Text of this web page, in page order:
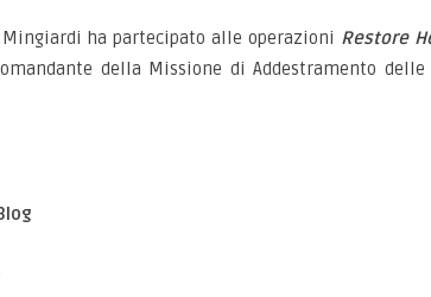
ha partecipato alle operazioni Restore
della Missione di Addestramento